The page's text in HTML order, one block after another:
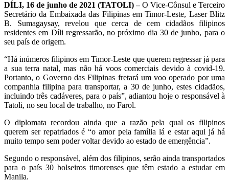
DÍLI, 16 de junho de 2021 (TATOLI) –O Vice-Cônsul e Terceiro
Secretário da Embaixada das Filipinas em Timor-Leste, Laser Blitz
B. Sumagaysay, revelou que cerca de cem cidadãos filipinos
residentes em Díli regressarão, no próximo dia 30 de junho, para o
seu país de origem.
“Há inúmeros filipinos em Timor-Leste que querem regressar já para
a sua terra natal, mas não há voos comerciais devido à covid-19.
Portanto, o Governo das Filipinas fretará um voo operado por uma
companhia filipina para transportar, a 30 de junho, estes cidadãos,
incluindo três cadáveres, para o país”, adiantou hoje o responsável à
Tatoli, no seu local de trabalho, no Farol.
O diplomata recordou ainda que a razão pela qual os filipinos
querem ser repatriados é “o amor pela família lá e estar aqui já há
muito tempo sem poder voltar devido ao estado de emergência”.
Segundo o responsável, além dos filipinos, serão ainda transportados
para o país 30 bolseiros timorenses que têm estado a estudar em
Manila.